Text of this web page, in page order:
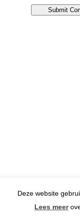
DKIJV – Delftse
Deze website
Lees meer